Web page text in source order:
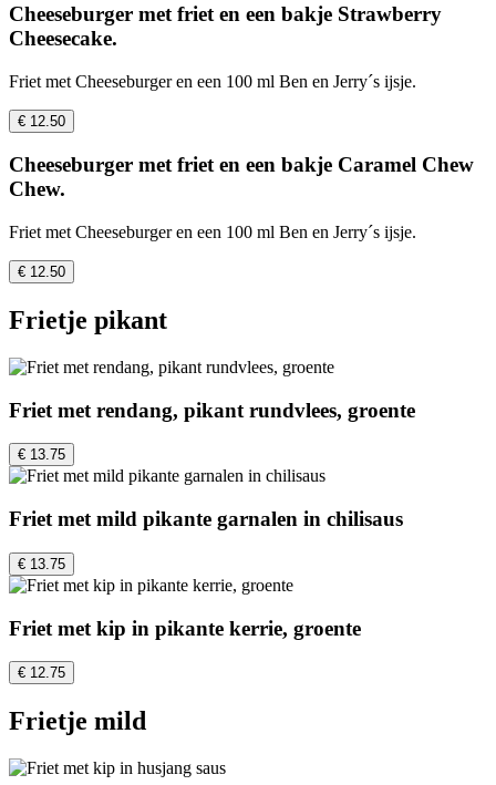
Cheeseburger met friet en een bakje Strawberry
Cheesecake.
Friet met Cheeseburger en een 100 ml Ben en Jerry´s ijsje.
€ 12.50
Cheeseburger met friet en een bakje Caramel Chew
Chew.
Friet met Cheeseburger en een 100 ml Ben en Jerry´s ijsje.
€ 12.50
Frietje pikant
Friet met rendang, pikant rundvlees, groente
€ 13.75
Friet met mild pikante garnalen in chilisaus
€ 13.75
Friet met kip in pikante kerrie, groente
€ 12.75
Frietje mild